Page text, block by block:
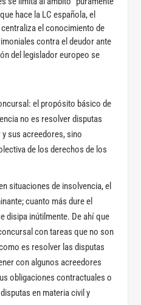
hace la LC española, el
el conocimiento de
contra el deudor ante
del legislador europeo se
el propósito básico de
no es resolver disputas
sus acreedores, sino
de los derechos de los
situaciones de insolvencia, el
cuanto más dure el
disipa inútilmente. De ahí que
con tareas que no son
es resolver las disputas
con algunos acreedores
obligaciones contractuales o
en materia civil y